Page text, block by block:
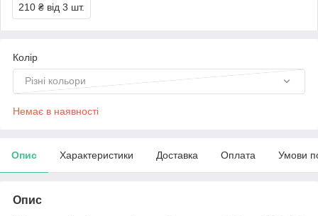
210 ₴ від 3 шт.
Колір
Різні кольори
Немає в наявності
Опис Характеристики Доставка Оплата Умови
Опис